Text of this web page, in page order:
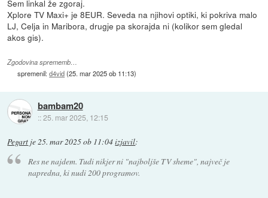
Sem linkal že zgoraj.
Xplore TV Maxi+ je 8EUR. Seveda na njihovi optiki, ki pokriva malo
LJ, Celja in Maribora, drugje pa skorajda ni (kolikor sem gledal
akos gis).
Zgodovina sprememb…
spremenil:d4vid(25. mar 2025 ob 11:13)
bambam20
::25. mar 2025, 12:15
Pegart je25. mar 2025 ob 11:04izjavil:
Res ne najdem. Tudi nikjer ni "najboljše TV sheme", največ je
napredna, ki nudi 200 programov.